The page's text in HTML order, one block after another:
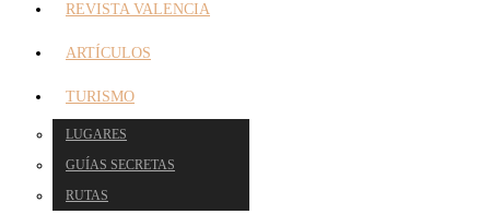
REVISTA VALENCIA
ARTÍCULOS
TURISMO
LUGARES
GUÍAS SECRETAS
RUTAS